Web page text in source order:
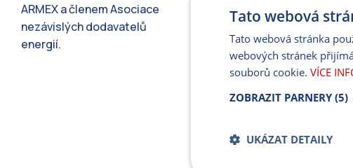
ARMEX a členem Asociace
nezávislých dodavatelů
energií.
Tato webová
Tato webová stránka
webových stránek
souborů cookie. VÍCE
ZOBRAZIT PARNERY (5)
UKÁZAT DETAILY